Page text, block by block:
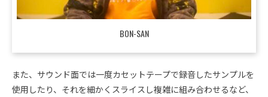
BON-SAN
また、サウンド面では一度カセットテープで録音したサンプルを
使用したり、それを細かくスライスし複雑に組み合わせるなど、